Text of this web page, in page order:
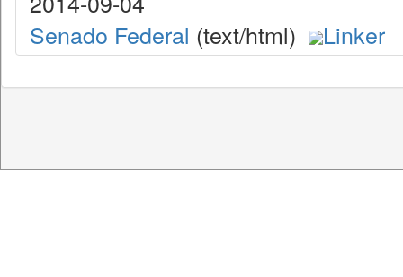
Senado Federal (text/html) Linker